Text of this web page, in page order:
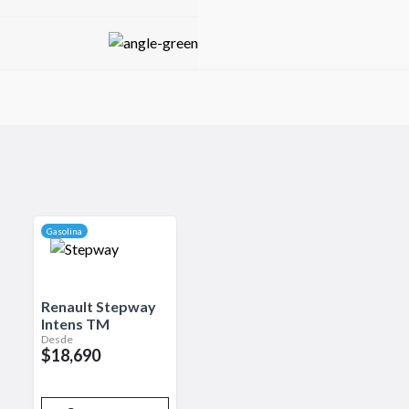
buscan un SUV compacto
Gasolina
Renault Stepway
Intens TM
Desde
$18,690